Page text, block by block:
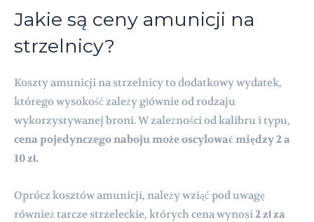
Jakie są ceny amunicji na
strzelnicy?
Koszty amunicji na strzelnicy to dodatkowy wydatek,
którego wysokość zależy głównie od rodzaju
wykorzystywanej broni. W zależności od kalibru i typu,
cena pojedynczego naboju może oscylować między 2 a
10 zł.
Oprócz kosztów amunicji, należy wziąć pod uwagę
również tarcze strzeleckie, których cena wynosi2 zł za